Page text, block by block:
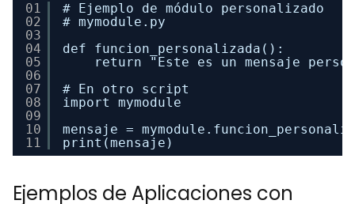
01
02
03
04
05
06
07
08
09
10
11
# Ejemplo de módulo personalizado
# mymodule.py
def funcion_personalizada():
return "Este es un mensaje
# En otro script
import mymodule
mensaje =
print(mensaje)
Ejemplos de Aplicaciones con